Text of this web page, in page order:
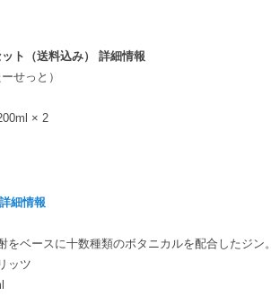
ト（送料込み） 詳細情報
せっと）
× 2
細情報
をベースに十数種類のボタニカルを配合したジン。
ッツ